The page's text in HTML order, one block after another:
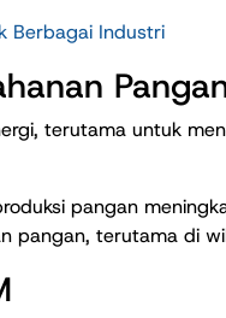
Berbagai Industri
terutama untuk
pangan
pangan, terutama di